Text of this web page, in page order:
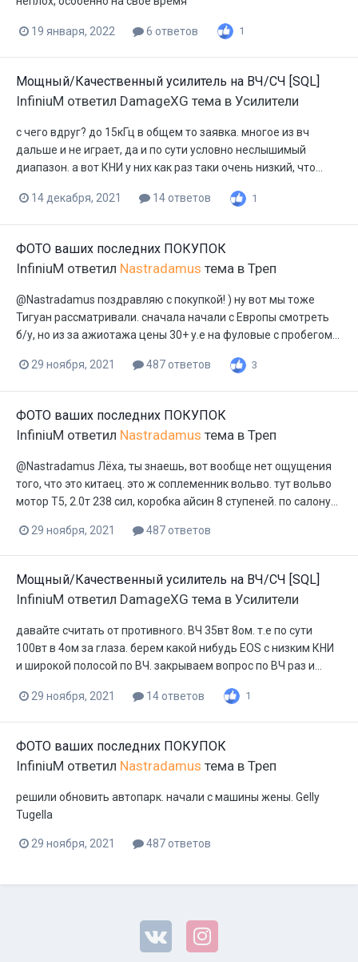
19 января, 2022 6 ответов 1
Мощный/Качественный усилитель на ВЧ/СЧ [SQL]
InfiniuM ответил DamageXG тема в Усилители
с чего вдруг? до 15кГц в общем то заявка. многое из вч
дальше и не играет, да и по сути условно неслышимый
диапазон. а вот КНИ у них как раз таки очень низкий, что...
14 декабря, 2021 14 ответов 1
ФОТО ваших последних ПОКУПОК
InfiniuM ответил Nastradamus тема в Треп
@Nastradamus поздравляю с покупкой! ) ну вот мы тоже
Тигуан рассматривали. сначала начали с Европы смотреть
б/у, но из за ажиотажа цены 30+ у.е на фуловые с пробегом...
29 ноября, 2021 487 ответов 3
ФОТО ваших последних ПОКУПОК
InfiniuM ответил Nastradamus тема в Треп
@Nastradamus Лёха, ты знаешь, вот вообще нет ощущения
того, что это китаец. это ж соплеменник вольво. тут вольво
мотор Т5, 2.0т 238 сил, коробка айсин 8 ступеней. по салону...
29 ноября, 2021 487 ответов
Мощный/Качественный усилитель на ВЧ/СЧ [SQL]
InfiniuM ответил DamageXG тема в Усилители
давайте считать от противного. ВЧ 35вт 8ом. т.е по сути
100вт в 4ом за глаза. берем какой нибудь EOS c низким КНИ
и широкой полосой по ВЧ. закрываем вопрос по ВЧ раз и...
29 ноября, 2021 14 ответов 1
ФОТО ваших последних ПОКУПОК
InfiniuM ответил Nastradamus тема в Треп
решили обновить автопарк. начали с машины жены. Gelly
Tugella
29 ноября, 2021 487 ответов